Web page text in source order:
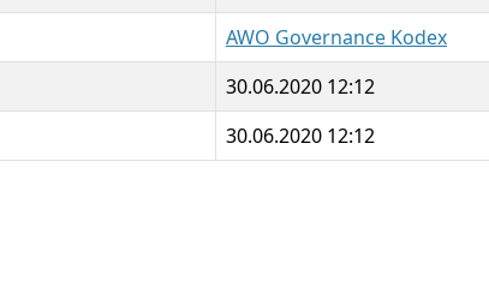
AWO Governance Kodex
30.06.2020 12:12
30.06.2020 12:12